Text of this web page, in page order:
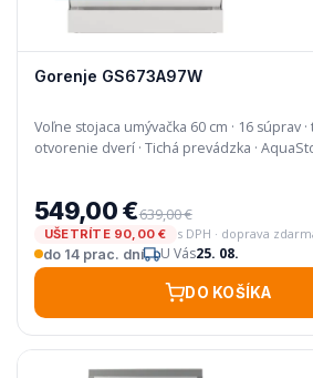
Gorenje GS673A97W
Voľne stojaca umývačka 60 cm · 16 súprav · trieda A ·
otvorenie dverí · Tichá prevádzka
549,00 €639,00 €
UŠETRÍTE 90,00 €
s DPH · doprava
do 14 prac. dní
U Vás25. 08.
DO KOŠÍKA